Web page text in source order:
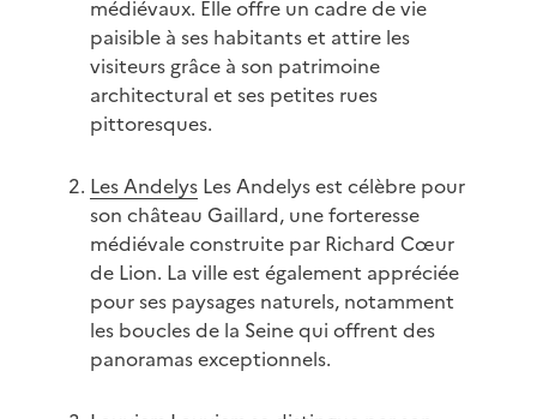
médiévaux. Elle offre un cadre de vie
paisible à ses habitants et attire les
visiteurs grâce à son patrimoine
architectural et ses petites rues
pittoresques.
Les AndelysLes Andelys est célèbre pour
son château Gaillard, une forteresse
médiévale construite par Richard Cœur
de Lion. La ville est également appréciée
pour ses paysages naturels, notamment
les boucles de la Seine qui offrent des
panoramas exceptionnels.